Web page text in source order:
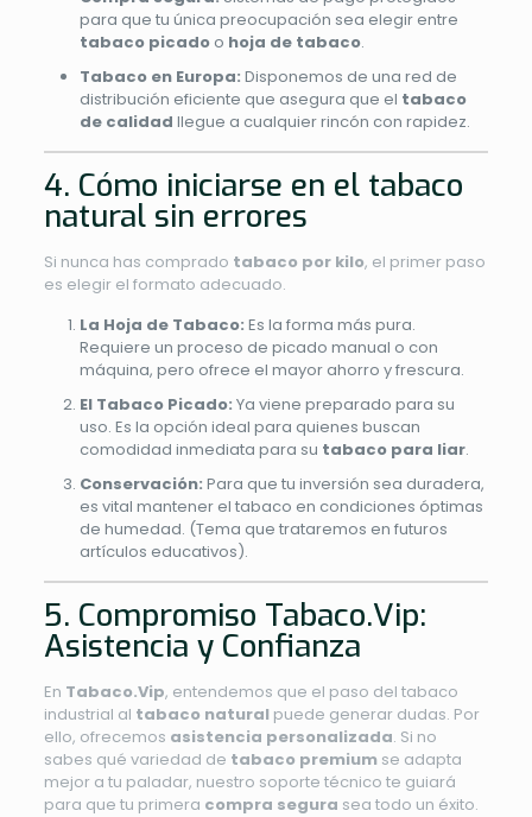
para que tu única preocupación sea elegir entre
tabaco picadoo hoja de tabaco.
Tabaco en Europa: Disponemos de una red de
distribución eficiente que asegura que el tabaco
de calidad llegue a cualquier rincón con rapidez.
4. Cómo iniciarse en el tabaco
natural sin errores
Si nunca has comprado tabaco por kilo, el primer paso
es elegir el formato adecuado.
La Hoja de Tabaco: Es la forma más pura.
Requiere un proceso de picado manual o con
máquina, pero ofrece el mayor ahorro y frescura.
El Tabaco Picado: Ya viene preparado para su
uso. Es la opción ideal para quienes buscan
comodidad inmediata para su tabaco para liar.
Conservación: Para que tu inversión sea duradera,
es vital mantener el tabaco en condiciones óptimas
de humedad. (Tema que trataremos en futuros
artículos educativos).
5. Compromiso Tabaco.Vip:
Asistencia y Confianza
En Tabaco.Vip, entendemos que el paso del tabaco
industrial al tabaco naturalpuede generar dudas. Por
ello, ofrecemos asistencia personalizada. Si no
sabes qué variedad de tabaco premiumse adapta
mejor a tu paladar, nuestro soporte técnico te guiará
para que tu primera compra segura sea todo un éxito.